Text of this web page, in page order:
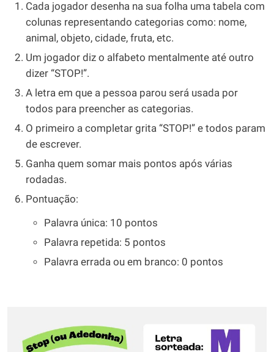
Cada jogador desenha na sua folha uma tabela com
colunas representando categorias como: nome,
animal, objeto, cidade, fruta, etc.
Um jogador diz o alfabeto mentalmente até outro
dizer “STOP!”.
A letra em que a pessoa parou será usada por
todos para preencher as categorias.
O primeiro a completar grita “STOP!” e todos param
de escrever.
Ganha quem somar mais pontos após várias
rodadas.
Pontuação:
Palavra única: 10 pontos
Palavra repetida: 5 pontos
Palavra errada ou em branco: 0 pontos